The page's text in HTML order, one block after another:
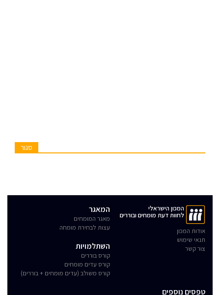
סגור
המכון הישראלי
לחוות דעת מומחים ובוררים
אודות המכון
תנאי שימוש
צור קשר
המאגר
מאגר המומחים
עצות לבחירת מומחה
השתלמויות
קורס בוררים
קורס עדים מומחים
קורס משולב (עדים מומחים + בוררים)
טפסים נוספים